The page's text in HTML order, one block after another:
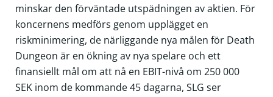
minskar den förväntade utspädningen av aktien. För
koncernens medförs genom upplägget en
riskminimering, de närliggande nya målen för Death
Dungeon är en ökning av nya spelare och ett
finansiellt mål om att nå en EBIT-nivå om 250 000
SEK inom de kommande 45 dagarna, SLG ser